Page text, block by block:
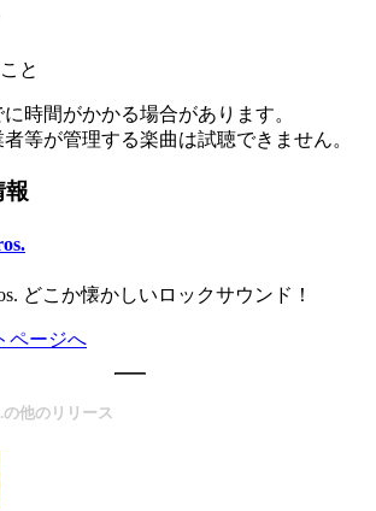
と
時間がかかる場合があります。
等が管理する楽曲は試聴できません。
報
どこか懐かしいロックサウンド！
ページへ
他のリリース